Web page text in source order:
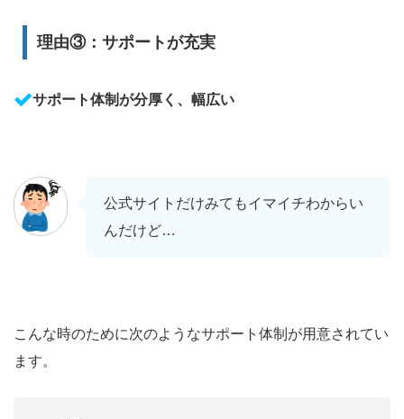
理由③：サポートが充実
サポート体制が分厚く、幅広い
公式サイトだけみてもイマイチわからい
んだけど…
こんな時のために次のようなサポート体制が用意されてい
ます。